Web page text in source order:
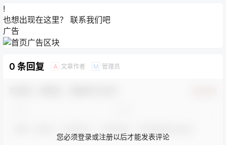
!
也想出现在这里？ 联系我们吧
广告
0 条回复 A 文章作者 M 管理员
您必须登录或注册以后才能发表评论